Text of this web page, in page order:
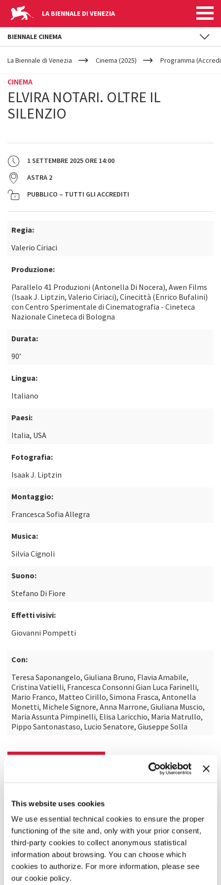
This website uses cookies
We use essential technical cookies to ensure the proper
functioning of the site and, only with your prior consent,
third-party cookies to collect anonymous statistical
information about browsing. You can choose which
cookies to authorize. For more information, please see
our cookie policy.
LA BIENNALE DI VENEZIA
YOUR
ARE
La Biennale di Venezia Cinema (2025) Programma
CINEMA
ELVIRA NOTARI. OLTRE IL
SILENZIO
1 SETTEMBRE 2025 ORE 14:00
ASTRA 2
PUBBLICO – TUTTI GLI ACCREDITI
Regia:
Valerio Ciriaci
Produzione:
Parallelo 41 Produzioni (Antonella Di Nocera), Awen Films
(Isaak J. Liptzin, Valerio Ciriaci), Cinecittà (Enrico Bufalini)
con Centro Sperimentale di Cinematografia - Cineteca
Nazionale Cineteca di Bologna
Durata:
90’
Lingua:
Italiano
Paesi:
Italia, USA
Fotografia:
Isaak J. Liptzin
Montaggio:
Francesca Sofia Allegra
Musica:
Silvia Cignoli
Suono:
Stefano Di Fiore
Effetti visivi:
Giovanni Pompetti
Con:
Teresa Saponangelo, Giuliana Bruno, Flavia Amabile,
Cristina Vatielli, Francesca Consonni Gian Luca Farinelli,
Mario Franco, Matteo Cirillo, Simona Frasca, Antonella
Monetti, Michele Signore, Anna Marrone, Giuliana Muscio,
Maria Assunta Pimpinelli, Elisa Laricchio, Maria Matrullo,
Pippo Santonastaso, Lucio Senatore, Giuseppe Solla
BIENNALE CINEMA